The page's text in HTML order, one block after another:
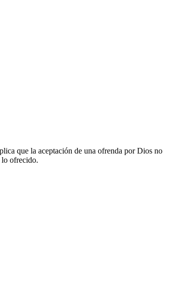
que la aceptación de una ofrenda por Dios no
lo ofrecido.